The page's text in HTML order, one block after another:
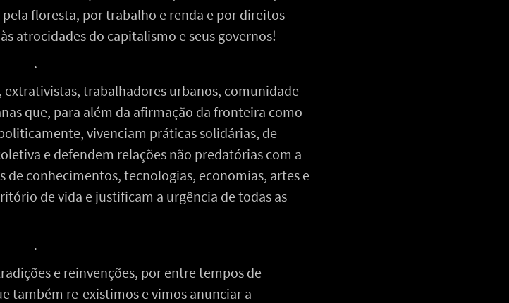
floresta, por trabalho e renda e por direitos
atrocidades do capitalismo e seus governos!
.
trabalhadores urbanos, comunidade
que, para além da afirmação da fronteira como
vivenciam práticas solidárias, de
e defendem relações não predatórias com a
conhecimentos, tecnologias, economias, artes e
de vida e justificam a urgência de todas as
.
e reinvenções, por entre tempos de
também re-existimos e vimos anunciar a